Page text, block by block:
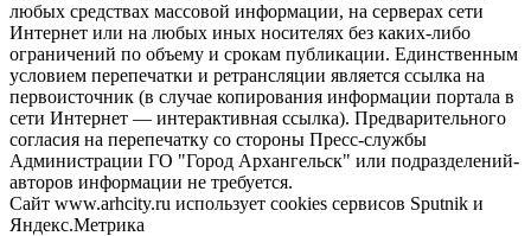
любых средствах массовой информации, на серверах сети
Интернет или на любых иных носителях без каких-либо
ограничений по объему и срокам публикации. Единственным
условием перепечатки и ретрансляции является ссылка на
первоисточник (в случае копирования информации портала в
сети Интернет — интерактивная ссылка). Предварительного
согласия на перепечатку со стороны Пресс-службы
Администрации ГО "Город Архангельск" или подразделений-
авторов информации не требуется.
Сайт www.arhcity.ru использует cookies сервисов Sputnik и
Яндекс.Метрика